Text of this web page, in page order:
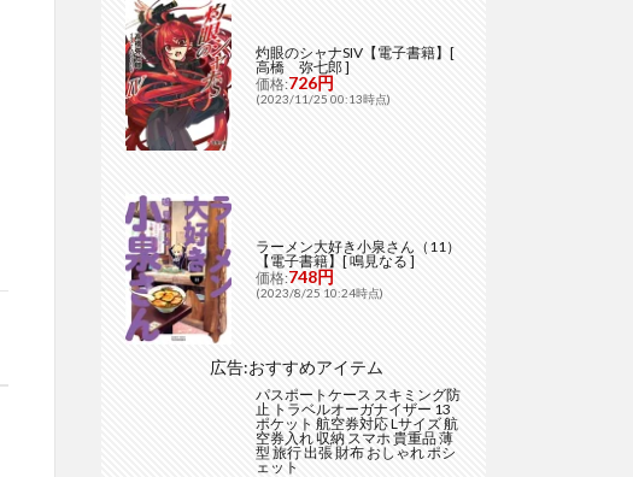
灼眼のシャナSIV【電子書籍】[
高橋 弥七郎 ]
価格:726円
(2023/11/25 00:13時点)
ラーメン大好き小泉さん（11）
【電子書籍】[ 鳴見なる ]
価格:748円
(2023/8/25 10:24時点)
広告:おすすめアイテム
パスポートケース スキミング防
止 トラベルオーガナイザー 13
ポケット 航空券対応 Lサイズ 航
空券入れ 収納 スマホ 貴重品 薄
型 旅行 出張 財布 おしゃれ ポシ
ェット